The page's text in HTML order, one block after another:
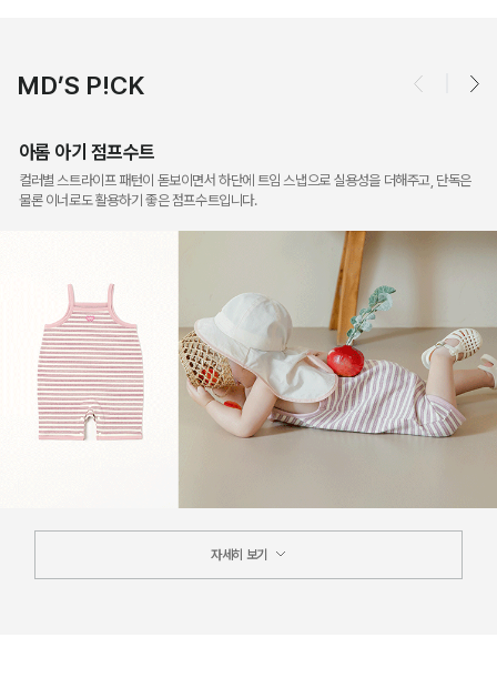
MD’S P!CK
아롬 아기 점프수트
컬러별 스트라이프 패턴이 돋보이면서 하단에 트임 스냅으로 실용성을 더해주고, 단독은
물론 이너로도 활용하기 좋은 점프수트입니다.
자세히 보기